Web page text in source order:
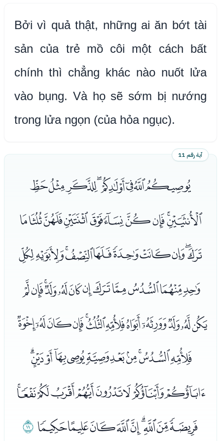
Bởi vì quả thật, những ai ăn bớt tài
sản của trẻ mồ côi một cách bất
chính thì chẳng khác nào nuốt lửa
vào bụng. Và họ sẽ sớm bị nướng
trong lửa ngọn (của hỏa ngục).
آية رقم 11
ﮓﮔﮕﮖﮗﮘﮙﮚ
ﮛﮜﮝﮞﮟﮠﮡﮢﮣﮤ
ﮥﮦﮧﮨﮩﮪﮫﮬﮭﮮ
ﮯﮰﮱﯓﯔﯕﯖﯗﯘﯙﯚﯛ
ﯜﯝﯞﯟﯠﯡﯢﯣﯤﯥﯦﯧ
ﯨﯩﯪﯫﯬﯭﯮﯯﯰﯱﯲ
ﯳﯴﯵﯶﯷﯸﯹﯺﯻ
ﯼﯽﯾﯿﰀﰁﰂﰃﰄﰅ